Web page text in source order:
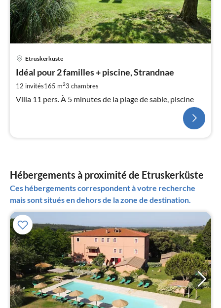
Etruskerküste
Idéal pour 2 familles + piscine, Strandnae
12 invités165 m23 chambres
Villa 11 pers. À 5 minutes de la plage de sable, piscine
Hébergements à proximité de Etruskerküste
Ces hébergements correspondent à votre recherche
mais sont situés en dehors de la zone de destination.